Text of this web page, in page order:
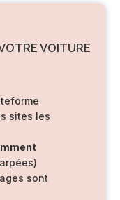
VOITURE
sites les
sont